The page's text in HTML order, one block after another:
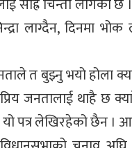
साह्रै चिन्ता लागेको
लाग्दैन, दिनमा
त बुझ्नु भयो होला
जनतालाई थाहै छ
यो पत्र लेखिरहेको छैन ।